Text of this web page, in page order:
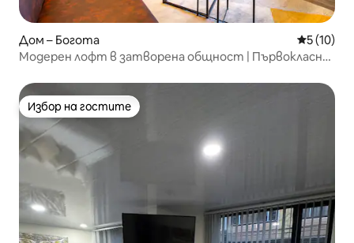
Дом – Богота Средна
5 (10)
Модерен лофт в затворена общност | Първокласно
Избор на гостите
Избор на гостите